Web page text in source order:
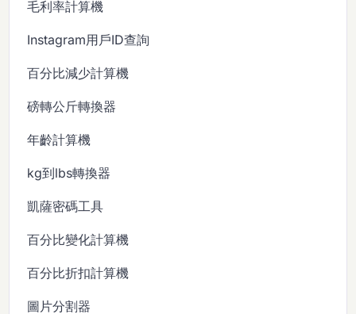
毛利率計算機
Instagram用戶ID查詢
百分比減少計算機
磅轉公斤轉換器
年齡計算機
kg到lbs轉換器
凱薩密碼工具
百分比變化計算機
百分比折扣計算機
圖片分割器